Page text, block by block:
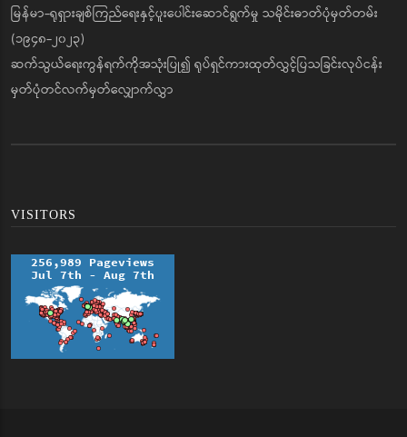
မြန်မာ-ရုရှားချစ်ကြည်ရေးနှင့်ပူးပေါင်းဆောင်ရွက်မှု သမိုင်းဓာတ်ပုံမှတ်တမ်း
(၁၉၄၈-၂၀၂၃)
ဆက်သွယ်ရေးကွန်ရက်ကိုအသုံးပြု၍ ရုပ်ရှင်ကားထုတ်လွှင့်ပြသခြင်းလုပ်ငန်း
မှတ်ပုံတင်လက်မှတ်လျှောက်လွှာ
VISITORS